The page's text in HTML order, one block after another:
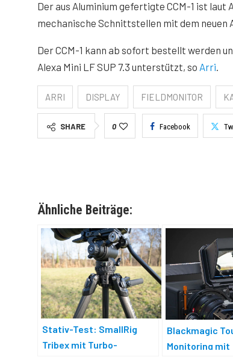
Der aus Aluminium gefertigte CCM-1 ist
mechanische Schnittstellen mit dem
Der CCM-1 kann ab sofort bestellt werden
Alexa Mini LF SUP 7.3 unterstützt, so Arri.
ARRI DISPLAY FIELDMONITOR
SHARE 0 Facebook
Ähnliche Beiträge:
Stativ-Test: SmallRig
Tribex mit Turbo-
Blackmagic
Monitoring mit